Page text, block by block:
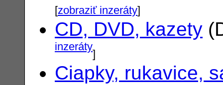
[zobraziť inzeráty]
CD, DVD, kazety
inzeráty]
Ciapky, rukavice,